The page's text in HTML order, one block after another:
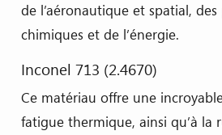
de l’aéronautique et spatial, des
chimiques et de l’énergie.
Inconel 713 (2.4670)
Ce matériau offre une
fatigue thermique, ainsi qu’à la